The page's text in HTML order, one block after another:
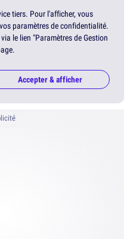
tiers. Pour l'afficher, vous
paramètres de confidentialité.
le lien "Paramètres de Gestion
Accepter & afficher